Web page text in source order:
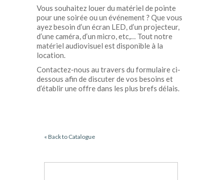
Vous souhaitez louer du matériel de pointe
pour une soirée ou un événement ? Que vous
ayez besoin d’un écran LED, d’un projecteur,
d’une caméra, d’un micro, etc,… Tout notre
matériel audiovisuel est disponible à la
location.
Contactez-nous au travers du formulaire ci-
dessous afin de discuter de vos besoins et
d’établir une offre dans les plus brefs délais.
« Back to Catalogue